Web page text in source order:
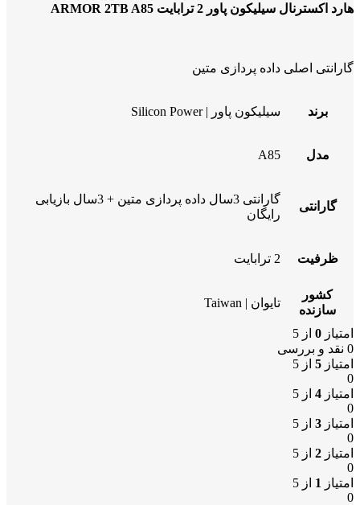
هارد اکسترنال سیلیکون پاور 2 ترابایت ARMOR 2TB A85
گارانتی اصلی داده پردازی متین
برند سیلیکون پاور | Silicon Power
مدل A85
گارانتی
گارانتی 3سال داده پردازی متین + 3سال بازیابی
رایگان
ظرفیت 2 ترابایت
کشور
سازنده
تایوان | Taiwan
امتیاز 0 از 5
0 نقد و بررسی
امتیاز 5 از 5
0
امتیاز 4 از 5
0
امتیاز 3 از 5
0
امتیاز 2 از 5
0
امتیاز 1 از 5
0